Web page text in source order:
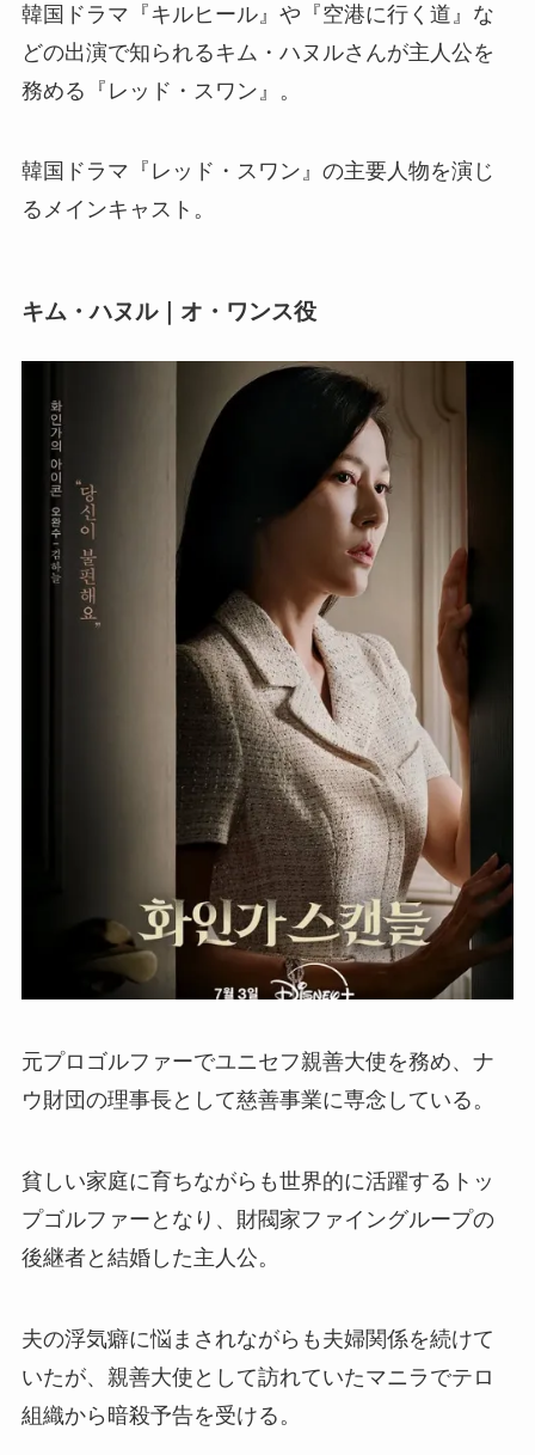
韓国ドラマ『キルヒール』や『空港に行く道』な
どの出演で知られるキム・ハヌルさんが主人公を
務める『レッド・スワン』。
韓国ドラマ『レッド・スワン』の主要人物を演じ
るメインキャスト。
キム・ハヌル｜オ・ワンス役
元プロゴルファーでユニセフ親善大使を務め、ナ
ウ財団の理事長として慈善事業に専念している。
貧しい家庭に育ちながらも世界的に活躍するトッ
プゴルファーとなり、財閥家ファイングループの
後継者と結婚した主人公。
夫の浮気癖に悩まされながらも夫婦関係を続けて
いたが、親善大使として訪れていたマニラでテロ
組織から暗殺予告を受ける。